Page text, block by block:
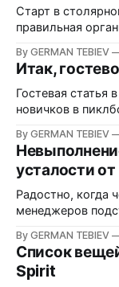
Старт в
правильная
By GERMAN TEBIEV
Итак,
Гостевая статья
новичков в
By GERMAN TEBIEV
усталости
Радостно, когда
менеджеров
справиться?
By GERMAN TEBIEV
Список
Spirit